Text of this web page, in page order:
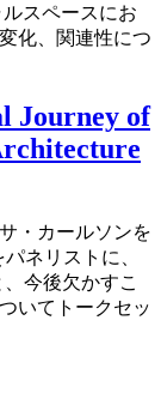
スペースにお
化、関連性につ
Journey of
・カールソンを
ネリストに、
今後欠かすこ
いてトークセッ